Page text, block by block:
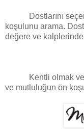
Dostlarını
koşulunu arama.
değere ve
Kentli olmak
ve mutluluğun ön